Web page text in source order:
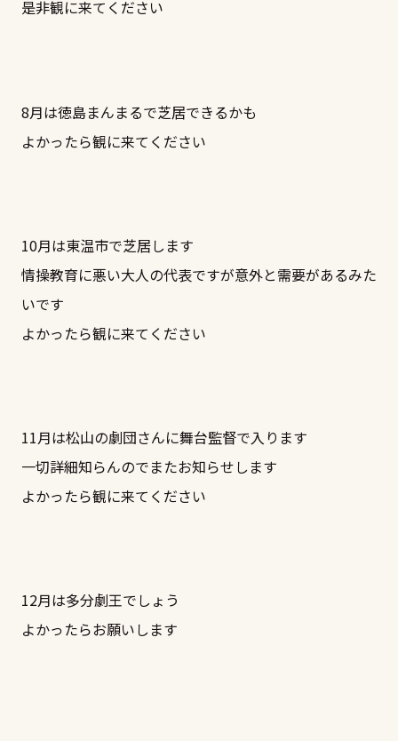
是非観に来てください
8月は徳島まんまるで芝居できるかも
よかったら観に来てください
10月は東温市で芝居します
情操教育に悪い大人の代表ですが意外と需要があるみた
いです
よかったら観に来てください
11月は松山の劇団さんに舞台監督で入ります
一切詳細知らんのでまたお知らせします
よかったら観に来てください
12月は多分劇王でしょう
よかったらお願いします